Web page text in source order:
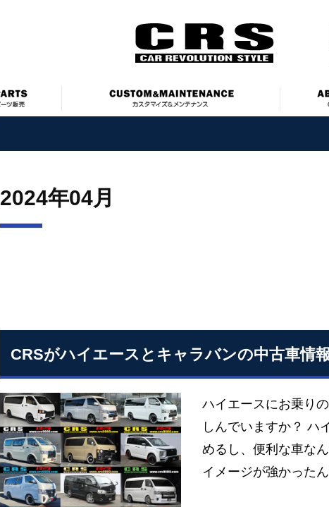
2024年04月
CRSがハイエースとキャラバンの中古車情
ハイエースにお乗り
しんでいますか？ ハ
めるし、便利な車な
イメージが強かった